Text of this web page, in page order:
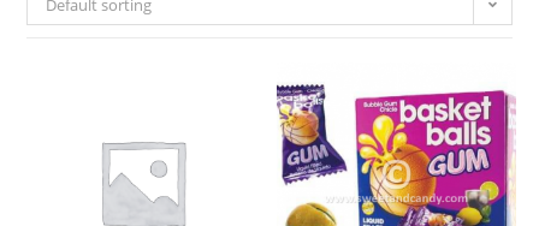
Default sorting